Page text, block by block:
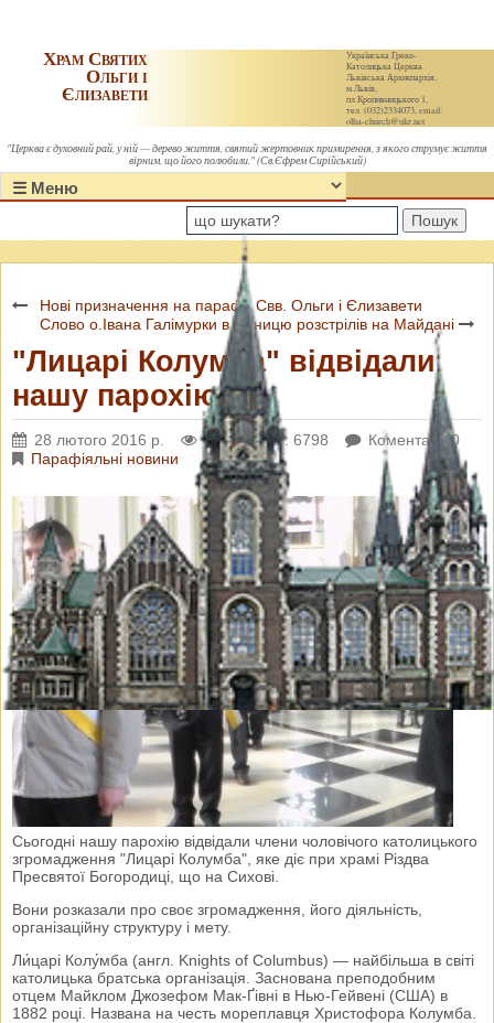
Українська Греко-
Католицька Церква.
Львівська Архиєпархія,
м.Львів,
пл.Кропивницького 1,
тел. (032)2334073, email:
olha-church@ukr.net
Храм Святих
Ольги і
Єлизавети
"Церква є духовний рай, у ній — дерево життя, святий жертовник примирення, з якого струмує життя
вірним, що його полюбили." (Св.Єфрем Сирійський)
Пошук
Нові призначення на парафії Свв. Ольги і Єлизавети
Слово о.Івана Галімурки в річницю розстрілів на Майдані
"Лицарі Колумба" відвідали
нашу парохію
28 лютого 2016 р. Переглядів: 6798
Коментарі: 0
Парафіяльні новини
Сьогодні нашу парохію відвідали члени чоловічого католицького
згромадження "Лицарі Колумба", яке діє при храмі Різдва
Пресвятої Богородиці, що на Сихові.
Вони розказали про своє згромадження, його діяльність,
організаційну структуру і мету.
Ли́царі Колу́мба (англ. Knights of Columbus) — найбільша в світі
католицька братська організація. Заснована преподобним
отцем Майклом Джозефом Мак-Ґівні в Нью-Гейвені (США) в
1882 році. Названа на честь мореплавця Христофора Колумба.